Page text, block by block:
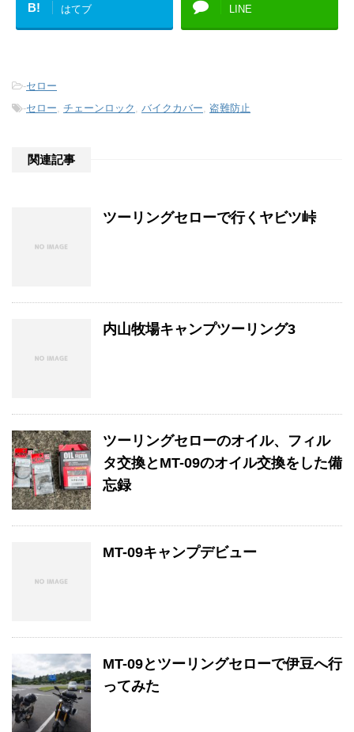
B! はてブ LINE
-セロー
-セロー, チェーンロック , バイクカバー, 盗難防止
関連記事
ツーリングセローで行くヤビツ峠
内山牧場キャンプツーリング3
ツーリングセローのオイル、フィル
タ交換とMT-09のオイル交換をした備
忘録
MT-09キャンプデビュー
MT-09とツーリングセローで伊豆へ行
ってみた